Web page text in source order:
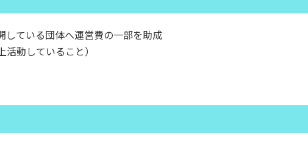
している団体へ運営費の一部を助成
動していること）